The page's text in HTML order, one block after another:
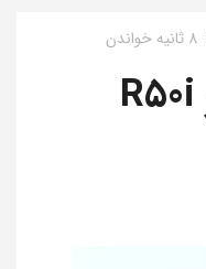
8 ثانیه خواندن